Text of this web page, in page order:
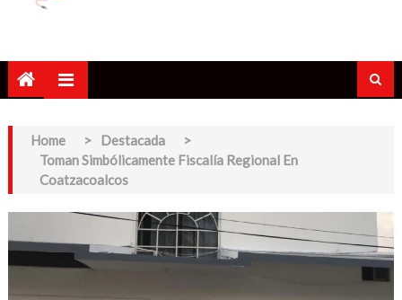
Home > Destacada
>
Toman Simbólicamente Fiscalía Regional En
Coatzacoalcos